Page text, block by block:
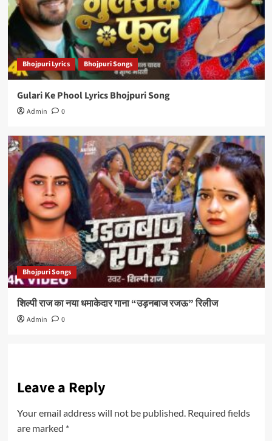
Bhojpuri Lyrics Bhojpuri Songs
Gulari Ke Phool Lyrics Bhojpuri Song
Admin 0
Bhojpuri Songs
शिल्पी राज का नया धमाकेदार गाना “उड़नबाज रजऊ” रिलीज
Admin 0
Leave a Reply
Your email address will not be published. Required fields
are marked *